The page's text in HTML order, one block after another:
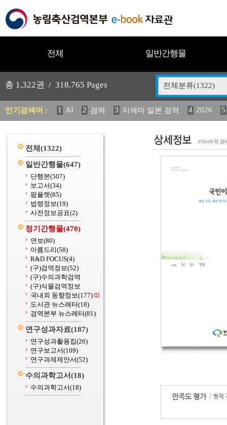
전체 일반간행물
총 1,322권 / 318,765 Pages 전체분류(1322)
인기검색어 : 1 AI 2 검역 3 지색마 일본 검역 4 2026
5
11 2025 12 중독성 식물 도감 13 媛 異 14
전체 (1322)
일반간행물(647)
단행본(507)
보고서(34)
팜플렛(85)
법령정보(19)
사전정보공표(2)
정기간행물(470)
연보(80)
아름드리(58)
R&D FOCUS(4)
(구)검역정보(52)
(구)수의과학검역
(구)식물검역정보
국내외 동향정보(177)
도서관 뉴스레터(18)
검역본부 뉴스레터(81)
연구성과자료(187)
연구성과활용집(26)
연구보고서(109)
연구과제제안서(52)
수의과학고서(18)
수의과학고서(18)